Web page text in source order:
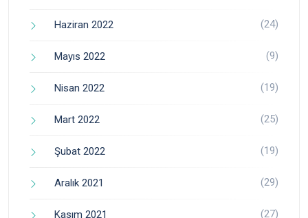
Haziran 2022 (24)
Mayıs 2022 (9)
Nisan 2022 (19)
Mart 2022 (25)
Şubat 2022 (19)
Aralık 2021 (29)
Kasım 2021 (27)